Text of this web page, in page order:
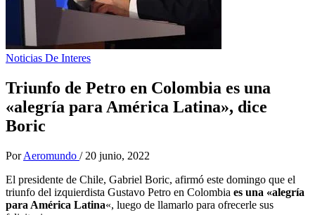
Noticias De Interes
Triunfo de Petro en Colombia es una
«alegría para América Latina», dice
Boric
Por Aeromundo / 20 junio, 2022
El presidente de Chile, Gabriel Boric, afirmó este domingo que el
triunfo del izquierdista Gustavo Petro en Colombia es una «alegría
para América Latina«, luego de llamarlo para ofrecerle sus